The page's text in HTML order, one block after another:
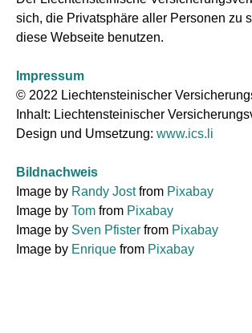
sich, die Privatsphäre aller Personen zu
diese Webseite benutzen.
Impressum
© 2022 Liechtensteinischer
Inhalt: Liechtensteinischer
Design und Umsetzung: www.ics.li
Bildnachweis
Image by Randy Jostfrom Pixabay
Image by Tom from Pixabay
Image by Sven Pfister from Pixabay
Image by Enrique from Pixabay